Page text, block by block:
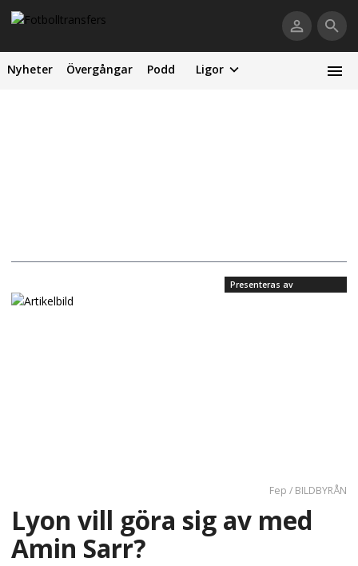
Nyheter Övergångar Podd Ligor
Presenteras av
Fep / BILDBYRÅN
Lyon vill göra sig av med
Amin Sarr?